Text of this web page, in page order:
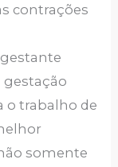
contrações
o trabalho de
somente